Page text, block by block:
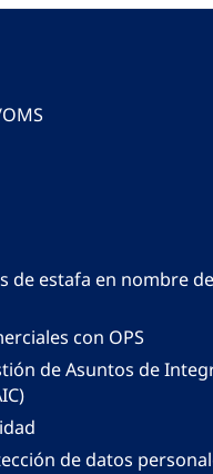
de estafa en nombre
con OPS
de Asuntos de
de datos